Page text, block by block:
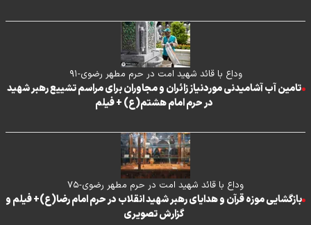
وداع با قائد شهید امت در حرم مطهر رضوی-۹۱
تامین آب آشامیدنی موردنیاز زائران و مجاوران برای مراسم تشییع رهبر شهید
در حرم امام هشتم(ع) + فیلم
وداع با قائد شهید امت در حرم مطهر رضوی-۷۵
بازگشایی موزه قرآن و هدایای رهبر شهید انقلاب در حرم امام رضا(ع)+ فیلم و
گزارش تصویری